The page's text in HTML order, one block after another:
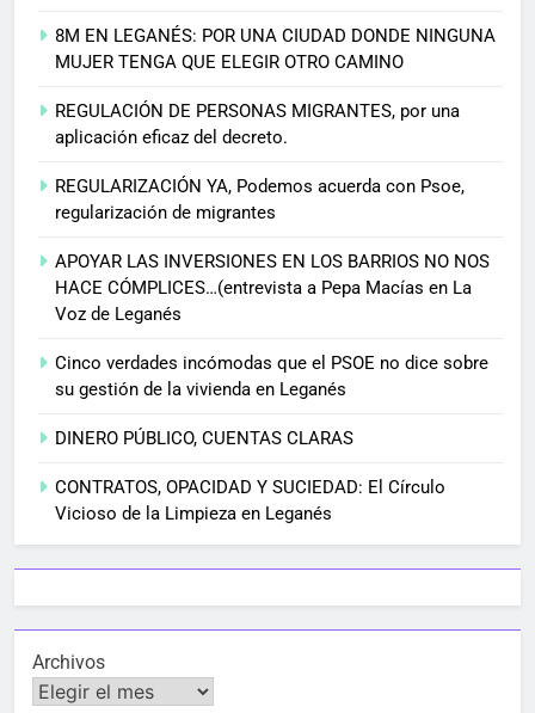
8M EN LEGANÉS: POR UNA CIUDAD DONDE NINGUNA
MUJER TENGA QUE ELEGIR OTRO CAMINO
REGULACIÓN DE PERSONAS MIGRANTES, por una
aplicación eficaz del decreto.
REGULARIZACIÓN YA, Podemos acuerda con Psoe,
regularización de migrantes
APOYAR LAS INVERSIONES EN LOS BARRIOS NO NOS
HACE CÓMPLICES…(entrevista a Pepa Macías en La
Voz de Leganés
Cinco verdades incómodas que el PSOE no dice sobre
su gestión de la vivienda en Leganés
DINERO PÚBLICO, CUENTAS CLARAS
CONTRATOS, OPACIDAD Y SUCIEDAD: El Círculo
Vicioso de la Limpieza en Leganés
Archivos